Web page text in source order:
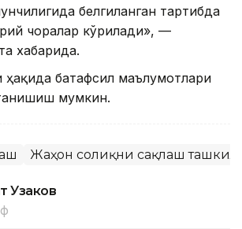
белгиланган тартибда
чоралар кўрилади», —
хабарида.
батафсил маълумотлари
мумкин.
Жаҳон соғлиқни сақлаш
Узаков